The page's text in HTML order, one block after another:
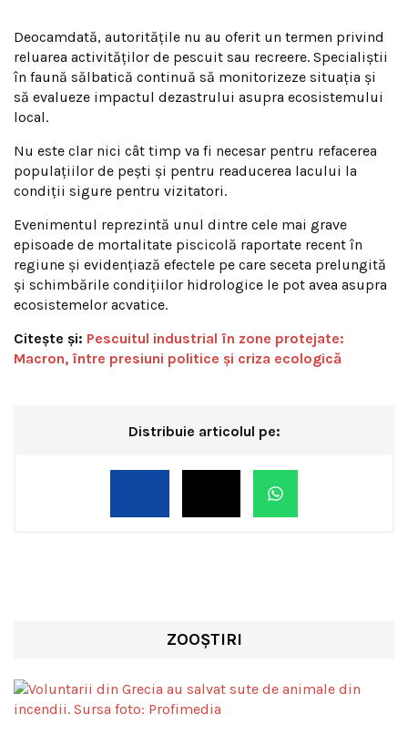
Deocamdată, autoritățile nu au oferit un termen privind
reluarea activităților de pescuit sau recreere. Specialiștii
în faună sălbatică continuă să monitorizeze situația și
să evalueze impactul dezastrului asupra ecosistemului
local.
Nu este clar nici cât timp va fi necesar pentru refacerea
populațiilor de pești și pentru readucerea lacului la
condiții sigure pentru vizitatori.
Evenimentul reprezintă unul dintre cele mai grave
episoade de mortalitate piscicolă raportate recent în
regiune și evidențiază efectele pe care seceta prelungită
și schimbările condițiilor hidrologice le pot avea asupra
ecosistemelor acvatice.
Citește și: Pescuitul industrial în zone protejate:
Macron, între presiuni politice și criza ecologică
Distribuie articolul pe:
ZOOȘTIRI